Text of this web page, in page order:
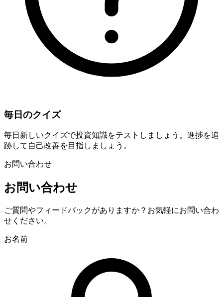
毎日のクイズ
毎日新しいクイズで投資知識をテストしましょう。進捗を追
跡して自己改善を目指しましょう。
お問い合わせ
お問い合わせ
ご質問やフィードバックがありますか？お気軽にお問い合わ
せください。
お名前